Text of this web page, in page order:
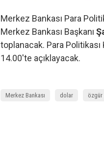
Merkez Bankası Para
Merkez Bankası Başkanı
toplanacak. Para
14.00'te açıklayacak.
Merkez Bankası dolar özgür